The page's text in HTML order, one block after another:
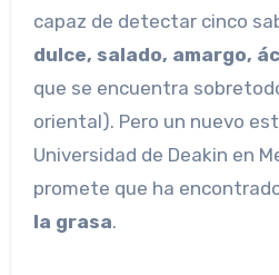
capaz de detectar cinco
dulce, salado, amargo,
que se encuentra
oriental). Pero un nuevo
Universidad de Deakin en
promete que ha
la grasa.